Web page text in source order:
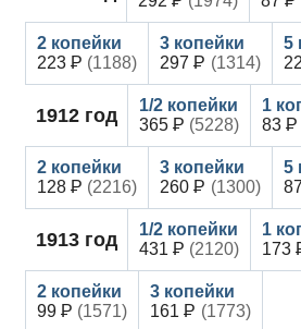
223 (1188) 297 (1314)
1912 год 365 (5228) 83
128 (2216) 260 (1300)
1913 год 431 (2120) 173
99 (1571) 161 (1773)